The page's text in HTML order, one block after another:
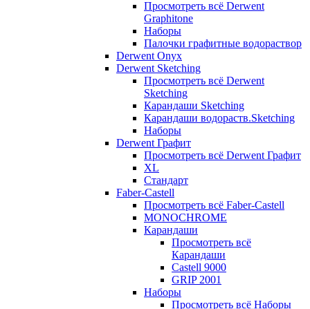
Просмотреть всё Derwent
Graphitone
Наборы
Палочки графитные водораствор
Derwent Onyx
Derwent Sketching
Просмотреть всё Derwent
Sketching
Карандаши Sketching
Карандаши водораств.Sketching
Наборы
Derwent Графит
Просмотреть всё Derwent Графит
XL
Стандарт
Faber-Castell
Просмотреть всё Faber-Castell
MONOCHROME
Карандаши
Просмотреть всё
Карандаши
Castell 9000
GRIP 2001
Наборы
Просмотреть всё Наборы